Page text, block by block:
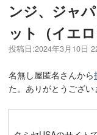
ンジ、ジャ
ット（イエ
投稿日:2024年3月10日
名無し屋匿名さんから
た。ありがとうござい